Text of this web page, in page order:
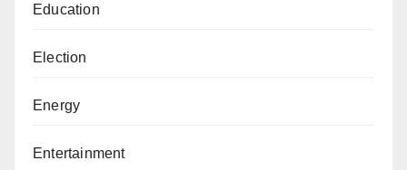
Education
Election
Energy
Entertainment